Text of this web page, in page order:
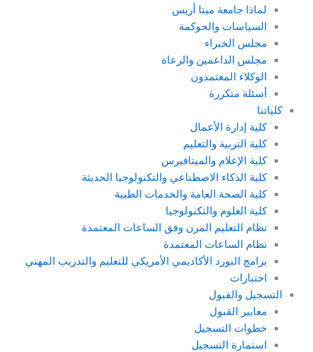
لماذا جامعة ميتا أريس
السياسات والحوكمة
مجلس الخبراء
مجلس الداعمين والرعاة
الوكلاء المعتمدون
أسئلة متكررة
كلياتنا
كلية إدارة الأعمال
كلية التربية والتعليم
كلية الإعلام والميتافيرس
كلية الذكاء الاصطناعي والتكنولوجيا الحديثة
كلية الصحة العامة والخدمات الطبية
كلية العلوم والتكنولوجيا
نظام التعليم المرن وفق الساعات المعتمدة
نظام الساعات المعتمدة
برامج البورد الأكاديمي الأمريكي للتعليم والتدريب المهني
اختبارات
التسجيل والقبول
معايير القبول
خطوات التسجيل
استمارة التسجيل